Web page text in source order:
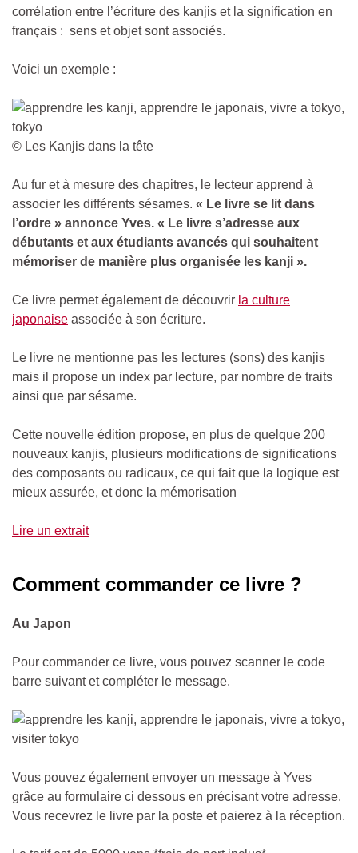
corrélation entre l’écriture des kanjis et la signification en
français : sens et objet sont associés.
Voici un exemple :
© Les Kanjis dans la tête
Au fur et à mesure des chapitres, le lecteur apprend à
associer les différents sésames. « Le livre se lit dans
l’ordre » annonce Yves. « Le livre s’adresse aux
débutants et aux étudiants avancés qui souhaitent
mémoriser de manière plus organisée les kanji ».
Ce livre permet également de découvrir la culture
japonaise associée à son écriture.
Le livre ne mentionne pas les lectures (sons) des kanjis
mais il propose un index par lecture, par nombre de traits
ainsi que par sésame.
Cette nouvelle édition propose, en plus de quelque 200
nouveaux kanjis, plusieurs modifications de significations
des composants ou radicaux, ce qui fait que la logique est
mieux assurée, et donc la mémorisation
Lire un extrait
Comment commander ce livre ?
Au Japon
Pour commander ce livre, vous pouvez scanner le code
barre suivant et compléter le message.
Vous pouvez également envoyer un message à Yves
grâce au formulaire ci dessous en précisant votre adresse.
Vous recevrez le livre par la poste et paierez à la réception.